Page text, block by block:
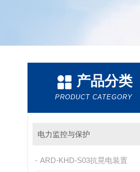
产品分类
PRODUCT CATEGORY
电力监控与保护
ARD-KHD-S03抗晃电装置